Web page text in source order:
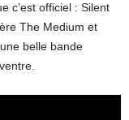
c’est officiel : Silent
The Medium et
belle bande